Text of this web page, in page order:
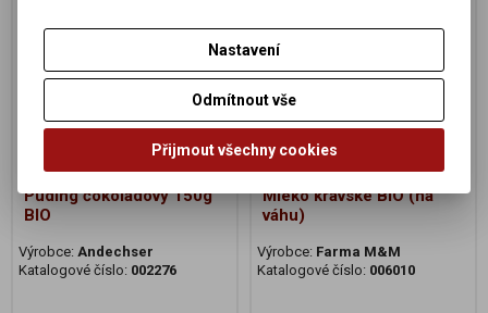
Puding čokoládový 150g
BIO
Výrobce: Andechser
Katalogové číslo: 002276
Mléko kravské BIO (na
váhu)
Výrobce: Farma M&M
Katalogové číslo: 006010
Nastavení
Odmítnout vše
Přijmout všechny cookies